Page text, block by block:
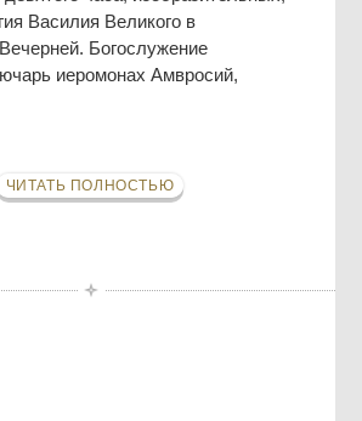
Василия Великого в
Богослужение
иеромонах Амвросий,
ЧИТАТЬ ПОЛНОСТЬЮ